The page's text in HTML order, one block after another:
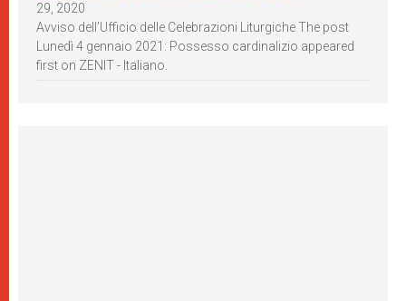
29, 2020
Avviso dell’Ufficio delle Celebrazioni Liturgiche The post
Lunedì 4 gennaio 2021: Possesso cardinalizio appeared
first on ZENIT - Italiano.